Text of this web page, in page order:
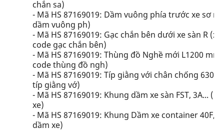
chắn sa)
- Mã HS 87169019: Dầm vuông phía trước xe sơ
dầm vuông ph)
- Mã HS 87169019: Gạc chắn bên dưới xe sàn R
code gạc chắn bên)
- Mã HS 87169019: Thùng đồ Nghề mới L1200
code thùng đồ ngh)
- Mã HS 87169019: Típ giằng với chân chống 630
típ giằng vớ)
- Mã HS 87169019: Khung dầm xe sàn FST, 3A...
xe)
- Mã HS 87169019: Khung Dầm xe container 40F,
dầm xe)